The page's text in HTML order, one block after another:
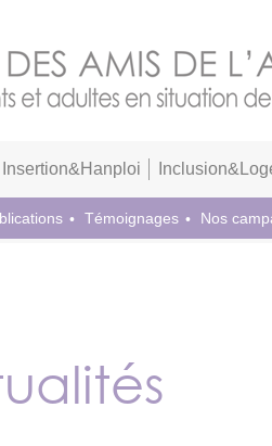
Insertion&Hanploi
Témoignages Nos